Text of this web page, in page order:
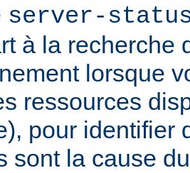
server-
à la recherche
lorsque
ressources
pour identifier
sont la cause